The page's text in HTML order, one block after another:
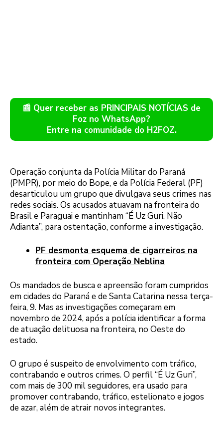
📰 Quer receber as PRINCIPAIS NOTÍCIAS de
Foz no WhatsApp?
Entre na comunidade do H2FOZ.
Operação conjunta da Polícia Militar do Paraná
(PMPR), por meio do Bope, e da Polícia Federal (PF)
desarticulou um grupo que divulgava seus crimes nas
redes sociais. Os acusados atuavam na fronteira do
Brasil e Paraguai e mantinham “É Uz Guri. Não
Adianta”, para ostentação, conforme a investigação.
PF desmonta esquema de cigarreiros na
fronteira com Operação Neblina
Os mandados de busca e apreensão foram cumpridos
em cidades do Paraná e de Santa Catarina nessa terça-
feira, 9. Mas as investigações começaram em
novembro de 2024, após a polícia identificar a forma
de atuação delituosa na fronteira, no Oeste do
estado.
O grupo é suspeito de envolvimento com tráfico,
contrabando e outros crimes. O perfil “É Uz Guri”,
com mais de 300 mil seguidores, era usado para
promover contrabando, tráfico, estelionato e jogos
de azar, além de atrair novos integrantes.